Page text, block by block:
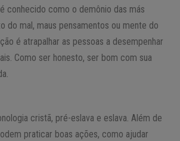
é conhecido como o demônio das más
do mal, maus pensamentos ou mente do
é atrapalhar as pessoas a desempenhar
Como ser honesto, ser bom com sua
cristã, pré-eslava e eslava. Além de
praticar boas ações, como ajudar